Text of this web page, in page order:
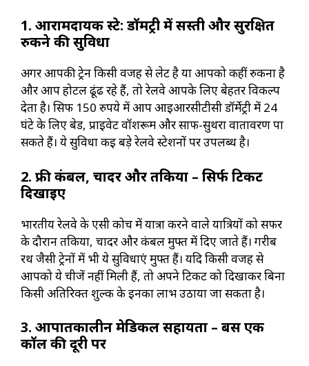
1. आरामदायक स्टे: डॉर्मेट्री में सस्ती और सुरक्षित
रुकने की सुविधा
अगर आपकी ट्रेन किसी वजह से लेट है या आपको कहीं रुकना है
और आप होटल ढूंढ रहे हैं, तो रेलवे आपके लिए बेहतर विकल्प
देता है। सिर्फ 150 रुपये में आप आईआरसीटीसी डॉर्मेट्री में 24
घंटे के लिए बेड, प्राइवेट वॉशरूम और साफ-सुथरा वातावरण पा
सकते हैं। ये सुविधा कई बड़े रेलवे स्टेशनों पर उपलब्ध है।
2. फ्री कंबल, चादर और तकिया – सिर्फ टिकट
दिखाइए
भारतीय रेलवे के एसी कोच में यात्रा करने वाले यात्रियों को सफर
के दौरान तकिया, चादर और कंबल मुफ्त में दिए जाते हैं। गरीब
रथ जैसी ट्रेनों में भी ये सुविधाएं मुफ्त हैं। यदि किसी वजह से
आपको ये चीजें नहीं मिली हैं, तो अपने टिकट को दिखाकर बिना
किसी अतिरिक्त शुल्क के इनका लाभ उठाया जा सकता है।
3. आपातकालीन मेडिकल सहायता – बस एक
कॉल की दूरी पर